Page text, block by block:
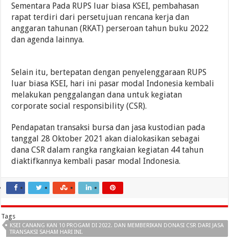
Sementara Pada RUPS luar biasa KSEI, pembahasan
rapat terdiri dari persetujuan rencana kerja dan
anggaran tahunan (RKAT) perseroan tahun buku 2022
dan agenda lainnya.
Selain itu, bertepatan dengan penyelenggaraan RUPS
luar biasa KSEI, hari ini pasar modal Indonesia kembali
melakukan penggalangan dana untuk kegiatan
corporate social responsibility (CSR).
Pendapatan transaksi bursa dan jasa kustodian pada
tanggal 28 Oktober 2021 akan dialokasikan sebagai
dana CSR dalam rangka rangkaian kegiatan 44 tahun
diaktifkannya kembali pasar modal Indonesia.
Tags
KSEI CANANG KAN 10 PROGAM DI 2022. DAN MEMBERIKAN DONASI CSR DARI JASA
TRANSAKSI SAHAM HARI INI.